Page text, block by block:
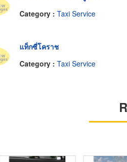
Category : Taxi Service
แท็กซี่โคราช
Category : Taxi Service